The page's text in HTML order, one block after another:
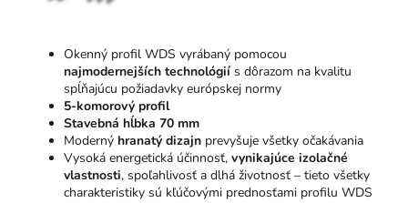
Okenný profil WDS vyrábaný pomocou
najmodernejších technológií s dôrazom na kvalitu
spĺňajúcu požiadavky európskej normy
5-komorový profil
Stavebná hĺbka 70 mm
Moderný hranatý dizajn prevyšuje všetky očakávania
Vysoká energetická účinnosť, vynikajúce izolačné
vlastnosti, spoľahlivosť a dlhá životnosť – tieto všetky
charakteristiky sú kľúčovými prednosťami profilu WDS